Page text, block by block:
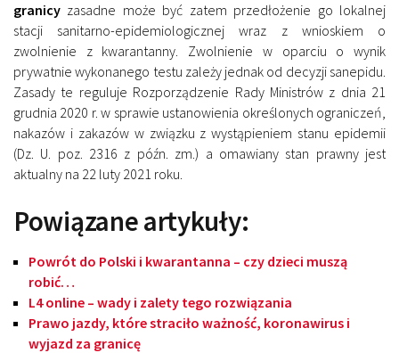
granicy zasadne może być zatem przedłożenie go lokalnej
stacji sanitarno-epidemiologicznej wraz z wnioskiem o
zwolnienie z kwarantanny. Zwolnienie w oparciu o wynik
prywatnie wykonanego testu zależy jednak od decyzji sanepidu.
Zasady te reguluje Rozporządzenie Rady Ministrów z dnia 21
grudnia 2020 r. w sprawie ustanowienia określonych ograniczeń,
nakazów i zakazów w związku z wystąpieniem stanu epidemii
(Dz. U. poz. 2316 z późn. zm.) a omawiany stan prawny jest
aktualny na 22 luty 2021 roku.
Powiązane artykuły:
Powrót do Polski i kwarantanna – czy dzieci muszą
robić…
L4 online – wady i zalety tego rozwiązania
Prawo jazdy, które straciło ważność, koronawirus i
wyjazd za granicę